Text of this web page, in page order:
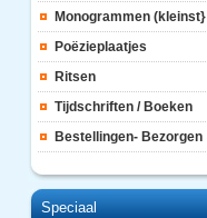
Monogrammen (kleinst}
Poëzieplaatjes
Ritsen
Tijdschriften / Boeken
Bestellingen- Bezorgen
Speciaal